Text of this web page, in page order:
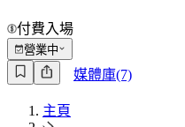
付費入場
營業中
媒體庫(7)
主頁